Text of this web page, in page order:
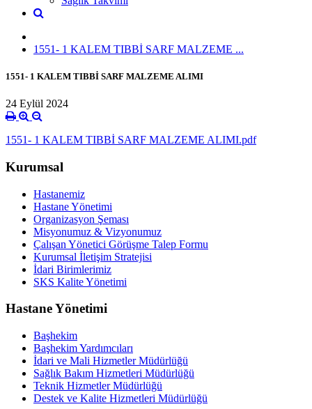
1551- 1 KALEM TIBBİ SARF MALZEME ...
1551- 1 KALEM TIBBİ SARF MALZEME ALIMI
24 Eylül 2024
1551- 1 KALEM TIBBİ SARF MALZEME ALIMI.pdf
Kurumsal
Hastanemiz
Hastane Yönetimi
Organizasyon Şeması
Misyonumuz & Vizyonumuz
Çalışan Yönetici Görüşme Talep Formu
Kurumsal İletişim Stratejisi
İdari Birimlerimiz
SKS Kalite Yönetimi
Hastane Yönetimi
Başhekim
Başhekim Yardımcıları
İdari ve Mali Hizmetler Müdürlüğü
Sağlık Bakım Hizmetleri Müdürlüğü
Teknik Hizmetler Müdürlüğü
Destek ve Kalite Hizmetleri Müdürlüğü